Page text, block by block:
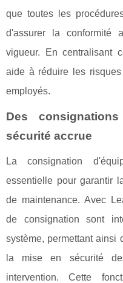
que toutes les
d'assurer la conformité
vigueur. En centralisant
aide à réduire les
employés.
Des
sécurité accrue
La consignation
essentielle pour garantir
de maintenance. Avec
de consignation sont
système, permettant ainsi
la mise en sécurité
intervention. Cette